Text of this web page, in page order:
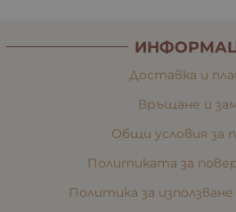
Доставка и
Връщане и
Общи условия за
Политиката за
Политика за